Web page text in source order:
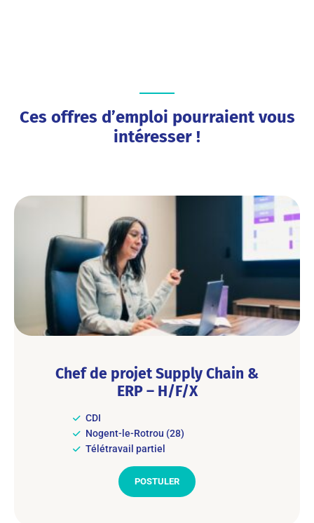
Ces offres d’emploi pourraient vous
intéresser !
Chef de projet Supply Chain &
ERP – H/F/X
CDI
Nogent-le-Rotrou (28)
Télétravail partiel
POSTULER